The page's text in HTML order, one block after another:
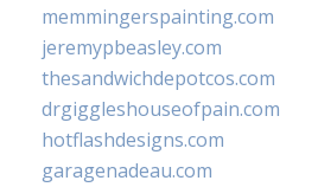
memmingerspainting.com
jeremypbeasley.com
thesandwichdepotcos.com
drgiggleshouseofpain.com
hotflashdesigns.com
garagenadeau.com